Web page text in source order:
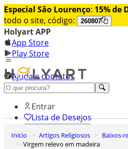
Especial São Lourenço: 15% de
todo o site, código:
260807
Holyart APP
App Store
Play Store
Ajuda e contatos
Conheça premium
Entrar
Lista de Desejos
0
Carrinho de Compras
Inicio Artigos Religiosos Baixos-
Virgem relevo em madeira